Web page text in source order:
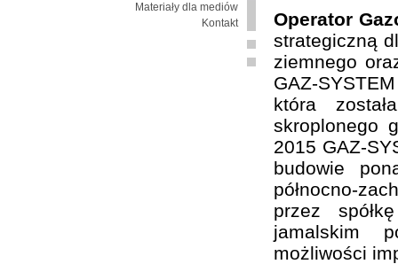
Materiały dla mediów
Kontakt
Operator
strategiczną
ziemnego
GAZ-
która
skroplonego
2015 GAZ-
budowie
północno-
przez
jamalskim
możliwości